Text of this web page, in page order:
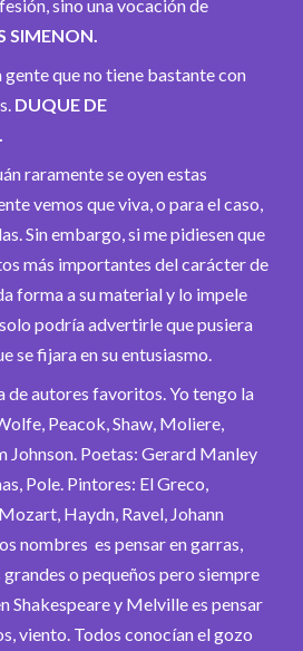
sino una vocación de
SIMENON.
gente que no tiene bastante con
DUQUE DE
raramente se oyen estas
vemos que viva, o para el caso,
Sin embargo, si me pidiesen que
más importantes del carácter de
forma a su material y lo impele
podría advertirle que pusiera
se fijara en su entusiasmo.
de autores favoritos. Yo tengo la
Peacok, Shaw, Moliere,
Johnson. Poetas: Gerard Manley
Pole. Pintores: El Greco,
Haydn, Ravel, Johann
nombres es pensar en garras,
o pequeños pero siempre
Shakespeare y Melville es pensar
viento. Todos conocían el gozo